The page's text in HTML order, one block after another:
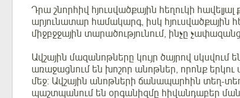
Դրա շնորհիվ հյուսվածքային հեղուկի
արյունատար համակարգ, իսկ հյուսվածքային
միջբջջային տարածությունում, ինչը
Ավշային մազանոթները կույր ծայրով սկսվում
առաջացնում են խոշոր անոթներ, որոնք
մեջ։ Ավշային անոթների ճանապարհին տեղ-
պաշտպանում են օրգանիզմը հիվանդաբեր